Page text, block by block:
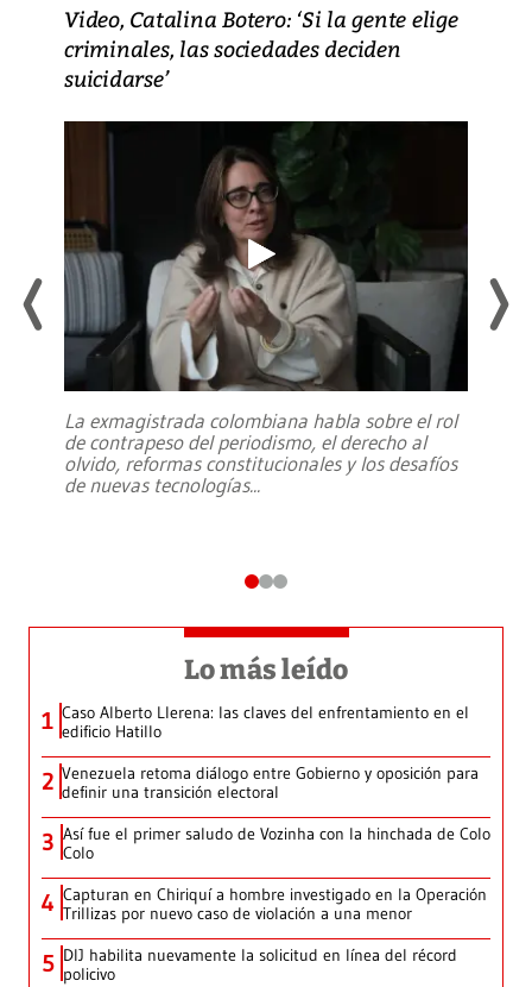
Video, Catalina Botero: ‘Si la gente elige
criminales, las sociedades deciden
suicidarse’
La exmagistrada colombiana habla sobre el rol
de contrapeso del periodismo, el derecho al
olvido, reformas constitucionales y los desafíos
de nuevas tecnologías...
Lo más leído
1 Caso Alberto Llerena: las claves del enfrentamiento en el
edificio Hatillo
2 Venezuela retoma diálogo entre Gobierno y oposición para
definir una transición electoral
3 Así fue el primer saludo de Vozinha con la hinchada de Colo
Colo
4 Capturan en Chiriquí a hombre investigado en la Operación
Trillizas por nuevo caso de violación a una menor
5 DIJ habilita nuevamente la solicitud en línea del récord
policivo